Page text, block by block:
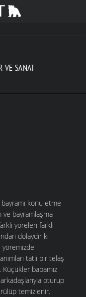
VE SANAT
konu etme
ve bayramlaşma
yöreleri farklı
dolaydır ki
tatlı bir telaş
Küçükler babamız
oturup
temizlenir.